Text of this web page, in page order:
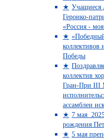
Учащиеся
Героико-
«Россия -
Победы
коллектив
Гран-При III
ассамблеи
7 мая
рождения
5 мая